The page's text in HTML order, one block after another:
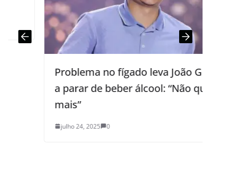
Problema no fígado leva João Gomes
a parar de beber álcool: “Não quero
julho 24, 2025 0